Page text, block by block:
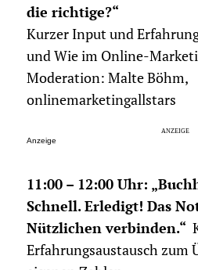
die richtige?“
Kurzer Input und
und Wie im Online-
Moderation: Malte Böhm,
onlinemarketingallstars
Anzeige
11:00 – 12:00 Uhr:
Schnell. Erledigt! Das
Nützlichen verbinden.“
Erfahrungsaustausch zum